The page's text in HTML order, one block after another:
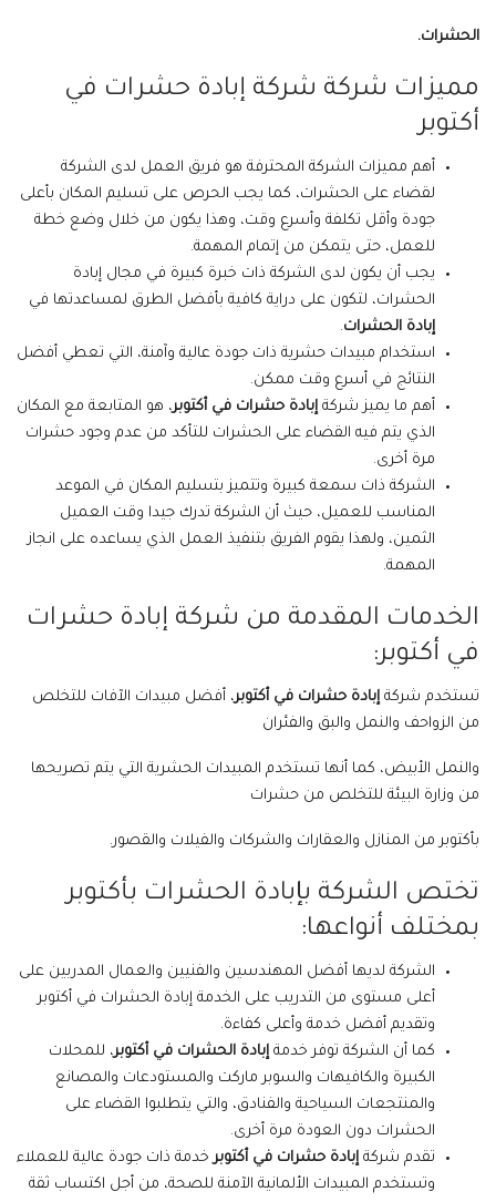
الحشرات.
مميزات شركة شركة إبادة حشرات في
أكتوبر
أهم مميزات الشركة المحترفة هو فريق العمل لدى الشركة
لقضاء على الحشرات، كما يجب الحرص على تسليم المكان بأعلى
جودة وأقل تكلفة وأسرع وقت، وهذا يكون من خلال وضع خطة
للعمل، حتى يتمكن من إتمام المهمة.
يجب أن يكون لدى الشركة ذات خبرة كبيرة في مجال إبادة
الحشرات، لتكون على دراية كافية بأفضل الطرق لمساعدتها في
إبادة الحشرات.
استخدام مبيدات حشرية ذات جودة عالية وآمنة، التي تعطي أفضل
النتائج في أسرع وقت ممكن.
أهم ما يميز شركة إبادة حشرات في أكتوبر، هو المتابعة مع المكان
الذي يتم فيه القضاء على الحشرات للتأكد من عدم وجود حشرات
مرة أخرى.
الشركة ذات سمعة كبيرة وتتميز بتسليم المكان في الموعد
المناسب للعميل، حيث أن الشركة تدرك جيدا وقت العميل
الثمين، ولهذا يقوم الفريق بتنفيذ العمل الذي يساعده على انجاز
المهمة.
الخدمات المقدمة من شركة إبادة حشرات
في أكتوبر:
تستخدم شركة إبادة حشرات في أكتوبر، أفضل مبيدات الآفات للتخلص
من الزواحف والنمل والبق والفئران
والنمل الأبيض، كما أنها تستخدم المبيدات الحشرية التي يتم تصريحها
من وزارة البيئة للتخلص من حشرات
بأكتوبر من المنازل والعقارات والشركات والفيلات والقصور.
تختص الشركة بإبادة الحشرات بأكتوبر
بمختلف أنواعها:
الشركة لديها أفضل المهندسين والفنيين والعمال المدربين على
أعلى مستوى من التدريب على الخدمة إبادة الحشرات في أكتوبر
وتقديم أفضل خدمة وأعلى كفاءة.
كما أن الشركة توفر خدمة إبادة الحشرات في أكتوبر، للمحلات
الكبيرة والكافيهات والسوبر ماركت والمستودعات والمصانع
والمنتجعات السياحية والفنادق، والتي يتطلبوا القضاء على
الحشرات دون العودة مرة أخرى.
تقدم شركة إبادة حشرات في أكتوبر خدمة ذات جودة عالية للعملاء
وتستخدم المبيدات الألمانية الآمنة للصحة، من أجل اكتساب ثقة